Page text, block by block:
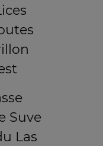
Suve
Las